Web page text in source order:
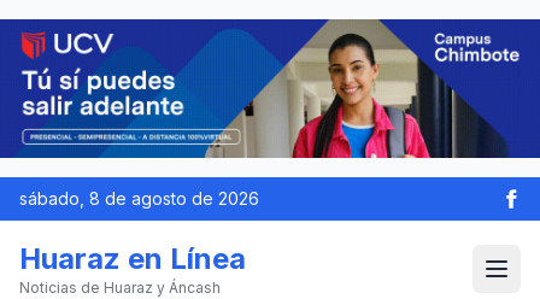
sábado, 8 de agosto de 2026
Huaraz en Línea
Noticias de Huaraz y Áncash